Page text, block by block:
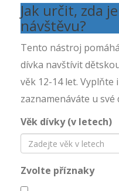
Jak určit, zda
návštěvu?
Tento nástroj
dívka navštívit
věk 12-14 let.
zaznamenáváte u své
Věk dívky (v letech)
Zvolte příznaky